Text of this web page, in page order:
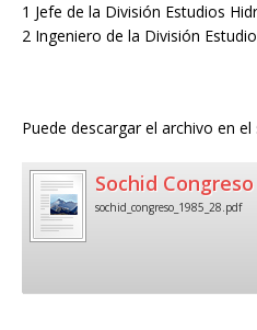
1 Jefe de la División Estudios
2 Ingeniero de la División
Puede descargar el archivo en el
Sochid
sochid_congreso_1985_28.pdf